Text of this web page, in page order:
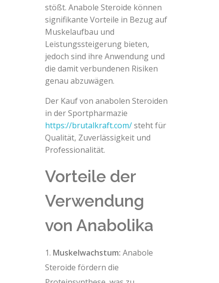
stößt. Anabole Steroide können
signifikante Vorteile in Bezug auf
Muskelaufbau und
Leistungssteigerung bieten,
jedoch sind ihre Anwendung und
die damit verbundenen Risiken
genau abzuwägen.
Der Kauf von anabolen Steroiden
in der Sportpharmazie
https://brutalkraft.com/steht für
Qualität, Zuverlässigkeit und
Professionalität.
Vorteile der
Verwendung
von Anabolika
Muskelwachstum: Anabole
Steroide fördern die